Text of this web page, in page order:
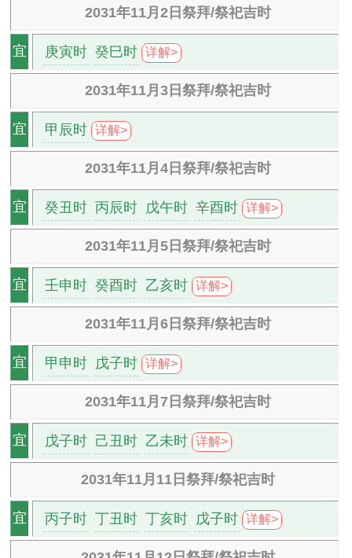
2031年11月2日祭拜/祭祀吉时
宜 庚寅时 癸巳时 详解>
2031年11月3日祭拜/祭祀吉时
宜 甲辰时 详解>
2031年11月4日祭拜/祭祀吉时
宜 癸丑时 丙辰时 戊午时 辛酉时 详解>
2031年11月5日祭拜/祭祀吉时
宜 壬申时 癸酉时 乙亥时 详解>
2031年11月6日祭拜/祭祀吉时
宜 甲申时 戊子时 详解>
2031年11月7日祭拜/祭祀吉时
宜 戊子时 己丑时 乙未时 详解>
2031年11月11日祭拜/祭祀吉时
宜 丙子时 丁丑时 丁亥时 戊子时 详解>